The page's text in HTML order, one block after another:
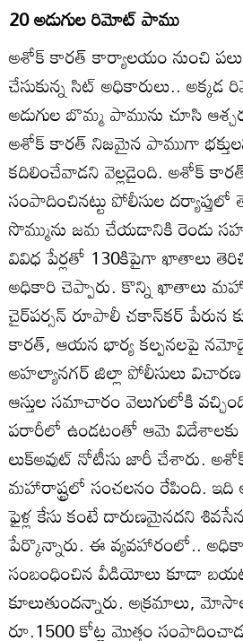
20 అడుగుల రిమోట్‌ పాము
అశోక్‌ కారత్‌ కార్యాలయం నుంచి పలు
చేసుకున్న సిట్‌ అధికారులు..
అడుగుల బొమ్మ పామును చూసి
అశోక్‌ కారత్‌ నిజమైన పాముగా
కదిలించేవాడని వెల్లడైంది. అశోక్‌
సంపాదించినట్టు పోలీసుల
సొమ్మును జమ చేయడానికి రెండు
వివిధ పేర్లతో 130కిపైగా ఖాతాలు
అధికారి చెప్పారు. కొన్ని ఖాతాలు
చైర్‌పర్సన్‌ రూపాలీ చకాన్‌కర్‌
కారత్‌, ఆయన భార్య కల్పనలపై
అహల్యానగర్‌ జిల్లా పోలీసులు విచారణ
ఆస్తుల సమాచారం వెలుగులోకి
పరారీలో ఉండటంతో ఆమె
లుక్‌అవుట్‌ నోటీసు జారీ చేశారు.
మహారాష్ట్రలో సంచలనం రేపింది.
ఫైళ్ల కేసు కంటే దారుణమైనదని
పేర్కొన్నారు. ఈ వ్యవహారంలో..
సంబంధించిన వీడియోలు కూడా
కూలుతుందన్నారు. అక్రమాలు,
రూ.1500 కోట్ల మొత్తం